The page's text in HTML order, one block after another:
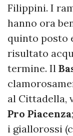
Filippini. I
hanno ora
quinto posto
risultato
termine. Il
al Cittadella,
Pro Piacenza
i giallorossi